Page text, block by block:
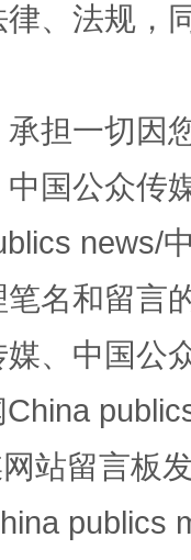
除
、法规，
担一切因
国公众传
news/
名和留言
、中国公
站留言板
publics